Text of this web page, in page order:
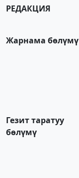
РЕДАКЦИЯ
Жарнама бөлүмү
Гезит таратуу
бөлүмү